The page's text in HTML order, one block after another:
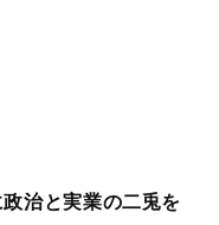
治と実業の二兎を